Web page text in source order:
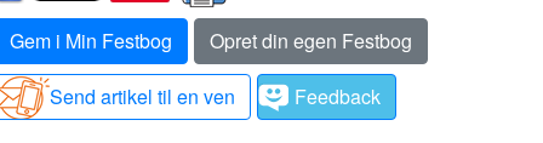
Gem i Min Festbog
Opret din egen Festbog
Send artikel til en ven
Feedback